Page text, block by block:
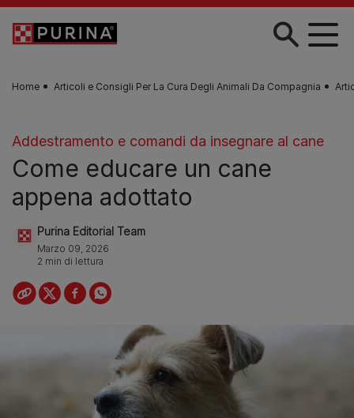
Skip to main content
Home Articoli e Consigli Per La Cura Degli Animali Da Compagnia
Addestramento e comandi da insegnare al cane
Come educare un cane
appena adottato
Purina Editorial Team
Marzo 09, 2026
2 min di lettura